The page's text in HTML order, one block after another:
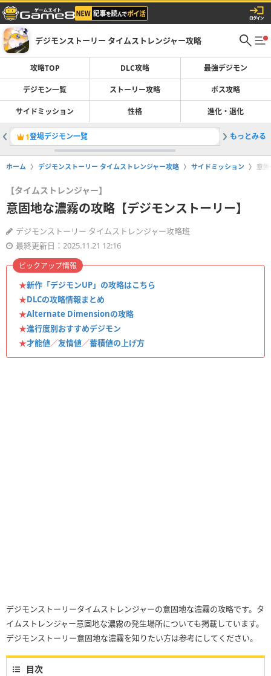
デジモンストーリー タイムストレンジャー攻略
攻略TOP DLC攻略 最強デジモン
デジモン一覧 ストーリー攻略 ボス攻略
サイドミッション 性格 進化・退化
1登場デジモン一覧 2ストー
もっとみる
ホーム デジモンストーリー タイムストレンジャー攻略 サイドミッション 意
【タイムストレンジャー】
意固地な濃霧の攻略【デジモンストーリー】
デジモンストーリー タイムストレンジャー攻略班
最終更新日：2025.11.21 12:16
★新作「デジモンUP」の攻略はこちら
★DLCの攻略情報まとめ
★Alternate Dimensionの攻略
★進行度別おすすめデジモン
★才能値／友情値／蓄積値の上げ方
ピックアップ情報
デジモンストーリータイムストレンジャーの意固地な濃霧の攻略です。タ
イムストレンジャー意固地な濃霧の発生場所についても掲載しています。
デジモンストーリー意固地な濃霧を知りたい方は参考にしてください。
目次